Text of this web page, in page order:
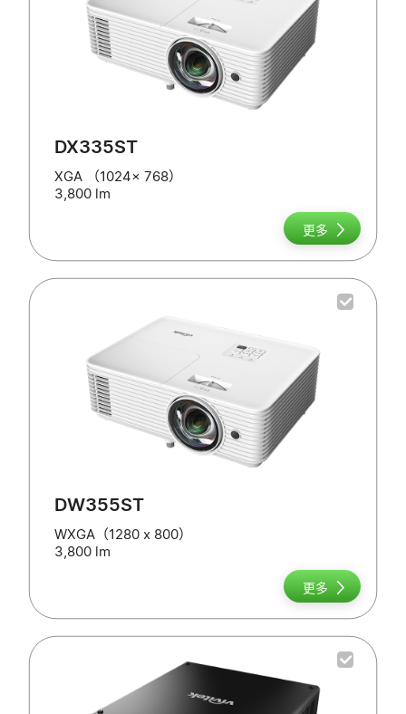
DX335ST
XGA （1024x 768）
3,800 lm
更多
DW355ST
WXGA（1280 x 800）
3,800 lm
更多